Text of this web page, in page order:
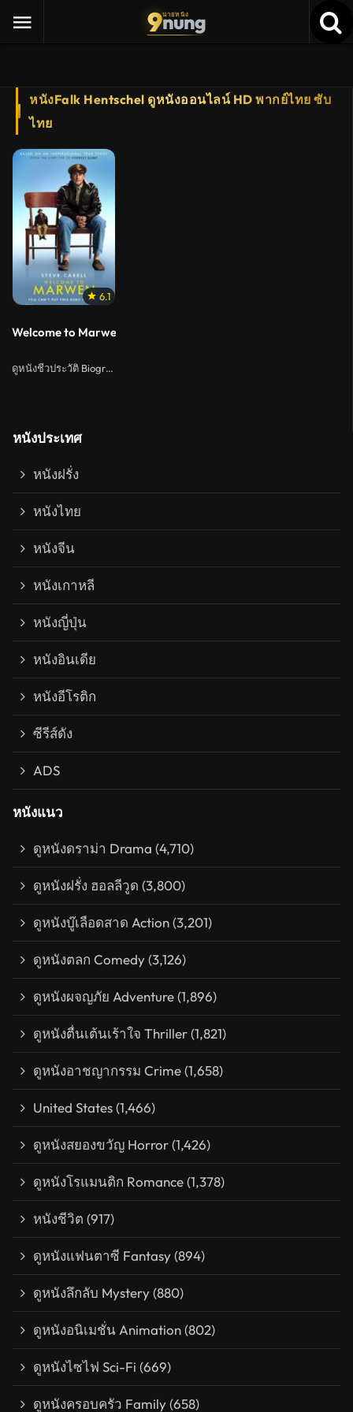
9นายหนัง
nung
หนังFalk Hentschel ดูหนังออนไลน์ HD พากย์ไทย ซับ
ไทย
6.1
Welcome to Marwen (2018) เวลคัม ทู มาร์เวิ่น
ดูหนังชีวประวัติ Biography
หนังประเทศ
หนังฝรั่ง
หนังไทย
หนังจีน
หนังเกาหลี
หนังญี่ปุ่น
หนังอินเดีย
หนังอีโรติก
ซีรีส์ดัง
ADS
หนังแนว
ดูหนังดราม่า Drama (4,710)
ดูหนังฝรั่ง ฮอลลีวูด (3,800)
ดูหนังบู๊เลือดสาด Action(3,201)
ดูหนังตลก Comedy(3,126)
ดูหนังผจญภัย Adventure(1,896)
ดูหนังตื่นเต้นเร้าใจ Thriller(1,821)
ดูหนังอาชญากรรม Crime(1,658)
United States(1,466)
ดูหนังสยองขวัญ Horror(1,426)
ดูหนังโรแมนติก Romance(1,378)
หนังชีวิต (917)
ดูหนังแฟนตาซี Fantasy(894)
ดูหนังลึกลับ Mystery(880)
ดูหนังอนิเมชั่น Animation(802)
ดูหนังไซไฟ Sci-Fi (669)
ดูหนังครอบครัว Family(658)